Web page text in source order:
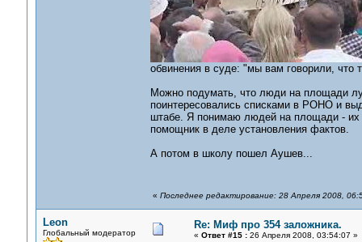
обвинения в суде: "мы вам говорили, что
Можно подумать, что люди на площади
поинтересовались списками в РОНО и
штабе. Я понимаю людей на площади - их
помощник в деле установления фактов.
А потом в школу пошел Аушев...
« Последнее редактирование: 28 Апреля 2008,
Leon
Глобальный модератор
Re: Миф про 354 заложника.
« Ответ #15 :26 Апреля 2008, 03:54:07 »